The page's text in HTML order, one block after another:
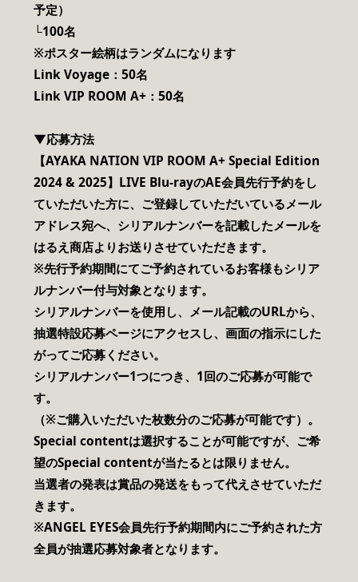
予定）
└100名
※ポスター絵柄はランダムになります
Link Voyage：50名
Link VIP ROOM A+：50名
▼応募方法
【AYAKA NATION VIP ROOM A+ Special Edition
2024 & 2025】LIVE Blu-rayのAE会員先行予約をし
ていただいた方に、ご登録していただいているメール
アドレス宛へ、シリアルナンバーを記載したメールを
はるえ商店よりお送りさせていただきます。
※先行予約期間にてご予約されているお客様もシリア
ルナンバー付与対象となります。
シリアルナンバーを使用し、メール記載のURLから、
抽選特設応募ページにアクセスし、画面の指示にした
がってご応募ください。
シリアルナンバー1つにつき、1回のご応募が可能で
す。
（※ご購入いただいた枚数分のご応募が可能です）。
Special contentは選択することが可能ですが、ご希
望のSpecial contentが当たるとは限りません。
当選者の発表は賞品の発送をもって代えさせていただ
きます。
※ANGEL EYES会員先行予約期間内にご予約された方
全員が抽選応募対象者となります。